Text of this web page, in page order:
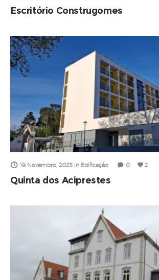
Escritório Construgomes
19 Novembro, 2025 in Edificação 0 2
Quinta dos Aciprestes